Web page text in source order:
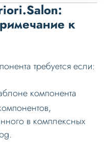
к
требуется если:
компонента
в комплексных